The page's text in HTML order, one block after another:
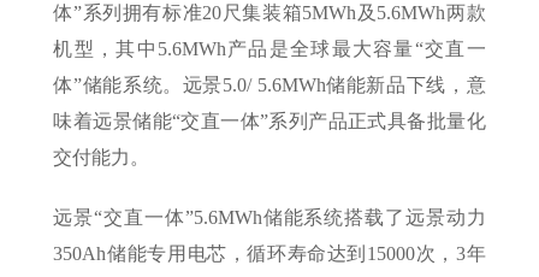
体”系列拥有标准20尺集装箱5MWh及5.6MWh两款
机型，其中5.6MWh产品是全球最大容量“交直一
体”储能系统。远景5.0/ 5.6MWh储能新品下线，意
味着远景储能“交直一体”系列产品正式具备批量化
交付能力。
远景“交直一体”5.6MWh储能系统搭载了远景动力
350Ah储能专用电芯，循环寿命达到15000次，3年